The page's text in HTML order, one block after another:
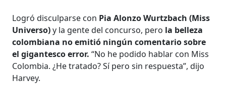
Logró disculparse con Pia Alonzo Wurtzbach (Miss
Universo)y la gente del concurso, pero la belleza
colombiana no emitió ningún comentario sobre
el gigantesco error.“No he podido hablar con Miss
Colombia. ¿He tratado? Sí pero sin respuesta”, dijo
Harvey.